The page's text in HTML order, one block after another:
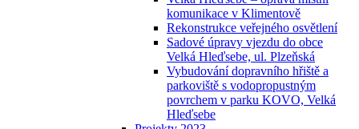
komunikace v Klimentově
Rekonstrukce veřejného osvětlení
Sadové úpravy vjezdu do obce
Velká Hleďsebe, ul. Plzeňská
Vybudování dopravního hřiště a
parkoviště s vodopropustným
povrchem v parku KOVO, Velká
Hleďsebe